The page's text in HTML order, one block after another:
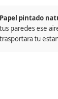
Papel pintado
tus paredes ese
trasportara tu